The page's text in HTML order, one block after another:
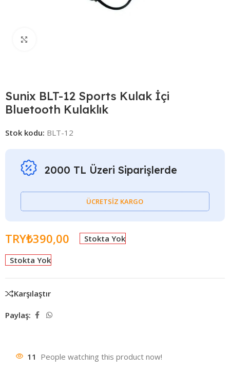
Sunix BLT-12 Sports Kulak İçi
Bluetooth Kulaklık
Stok kodu: BLT-12
2000 TL Üzeri Siparişlerde
ÜCRETSİZ KARGO
TRY₺390,00 Stokta Yok
Stokta Yok
Karşılaştır
Paylaş:
11 People watching this product now!